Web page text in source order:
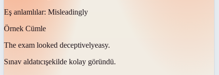
Eş anlamlılar: Misleadingly
Örnek Cümle
The exam looked deceptivelyeasy.
Sınav aldatıcışekilde kolay göründü.